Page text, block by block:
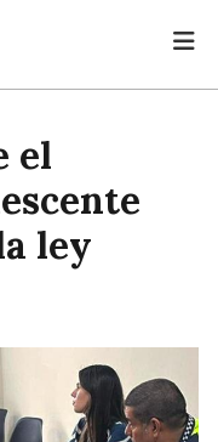
el
ley